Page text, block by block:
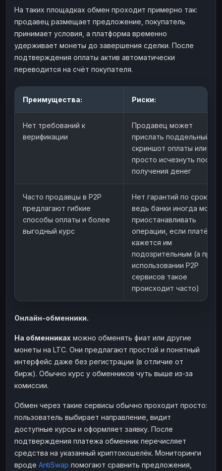
На таких площадках обмен проходит примерно так:
продавец размещает предложение, покупатель
принимает условия, а платформа временно
удерживает монеты до завершения сделки. После
подтверждения оплаты актив автоматически
переводится на счёт покупателя.
Преимущества: Риски:
Нет требований к
верификации
Продавец может
прислать поддельный
скриншот оплаты или
просто исчезнуть после
получения денег
Часто продавцы в P2P
предлагают гибкие
способы оплаты и более
выгодный курс
Нет гарантий по срокам,
ведь банки иногда могут
приостанавливать
операции, если платёж
кажется им
подозрительным (а при
использовании P2P
сервисов такое
происходит часто)
Онлайн-обменники.
На обменниках можно обменять фиат или другие
монеты на LTC. Они предлагают простой и понятный
интерфейс даже без регистрации (в отличие от
бирж). Обычно курс у обменников чуть выше из-за
комиссии.
Обмен через такие сервисы обычно проходит просто:
пользователь выбирает направление, видит
доступные курсы и оформляет заявку. После
подтверждения платежа обменник перечисляет
средства на указанный криптокошелёк. Мониторинги
вроде AntiSwap помогают сравнить предложения,